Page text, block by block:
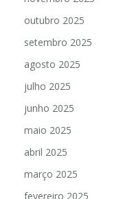
outubro 2025
setembro 2025
agosto 2025
julho 2025
junho 2025
maio 2025
abril 2025
março 2025
fevereiro 2025